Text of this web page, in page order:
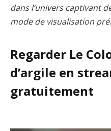
dans l’univers captivant
mode de visualisation
Regarder Le
d’argile en
gratuitement